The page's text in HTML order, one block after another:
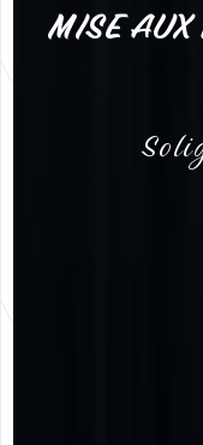
MISE